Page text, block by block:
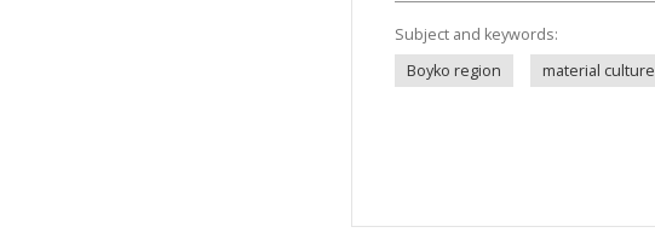
Subject and keywords:
Boyko region
material culture